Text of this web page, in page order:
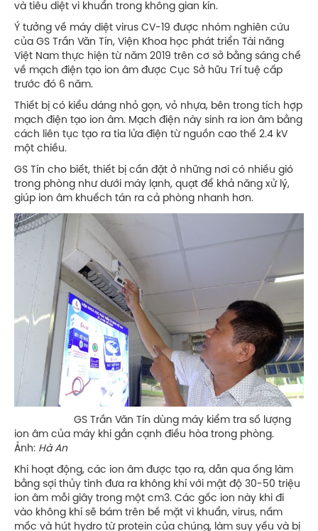
và tiêu diệt vi khuẩn trong không gian kín.
Ý tưởng về máy diệt virus CV-19 được nhóm nghiên cứu
của GS Trần Văn Tín, Viện Khoa học phát triển Tài năng
Việt Nam thực hiện từ năm 2019 trên cơ sở bằng sáng chế
về mạch điện tạo ion âm được Cục Sở hữu Trí tuệ cấp
trước đó 6 năm.
Thiết bị có kiểu dáng nhỏ gọn, vỏ nhựa, bên trong tích hợp
mạch điện tạo ion âm. Mạch điện này sinh ra ion âm bằng
cách liên tục tạo ra tia lửa điện từ nguồn cao thế 2.4 kV
một chiều.
GS Tín cho biết, thiết bị cần đặt ở những nơi có nhiều gió
trong phòng như dưới máy lạnh, quạt để khả năng xử lý,
giúp ion âm khuếch tán ra cả phòng nhanh hơn.
GS Trần Văn Tín dùng máy kiểm tra số lượng
ion âm của máy khi gắn cạnh điều hòa trong phòng.
Ảnh: Hà An
Khi hoạt động, các ion âm được tạo ra, dẫn qua ống làm
bằng sợi thủy tinh đưa ra không khí với mật độ 30-50 triệu
ion âm mỗi giây trong một cm3. Các gốc ion này khi đi
vào không khí sẽ bám trên bề mặt vi khuẩn, virus, nấm
mốc và hút hydro từ protein của chúng, làm suy yếu và bị